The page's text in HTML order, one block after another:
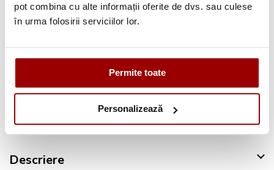
pot combina cu alte informații oferite de dvs. sau culese
în urma folosirii serviciilor lor.
Permite toate
Personalizează
Pana la 12 ratefara dobanda
Descriere